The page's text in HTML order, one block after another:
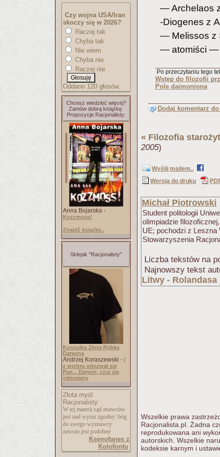
Czy wojna USA/Iran
skoczy się w 2026?
Raczej tak
Chyba tak
Nie wiem
Chyba nie
Raczej nie
Oddano 120 głosów.
Chcesz wiedzieć więcej?
Zamów dobrą książkę.
Propozycje Racjonalisty:
Anna Bojarska -
Kozzmoss!
Znajdź książkę..
Sklepik "Racjonalisty"
Koszulka Złota Rybka
Darwina
Andrzej Koraszewski - I
z wichru odezwał się
Pan... Darwin, czuj się
odwołany
Złota myśl
Racjonalisty:
W tej materii sąd znawców
jest nad wyraz zgodny: bóg
do swego wyznawcy
zawsze jest podobny
Ksenofanes z
Kolofontu
— Archelaos
-Diogenes z
— Melissos z
— atomiści
Po przeczytaniu tego
Wstęp do filozofii
Pole daimoniona
Dodaj komentarz
« Filozofia
2005)
Wyślij mailem..
Wersja do druku
Michał Piotrowski
Student politologii
olimpiadzie
UE; pochodzi z Leszna
Stowarzyszenia
Liczba tekstów na
Najnowszy tekst
Litwy - Rolandasa
Wszelkie prawa
Racjonalista.pl. Żadna
reprodukowana ani
autorskich. Wszelkie
kodeksie karnym i